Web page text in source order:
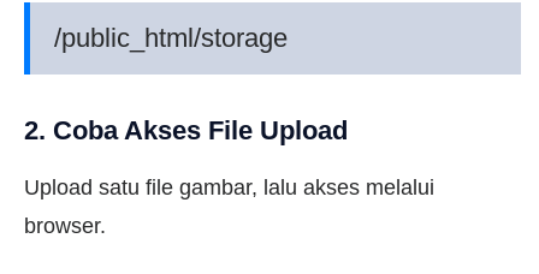
/public_html/storage
2. Coba Akses File Upload
Upload satu file gambar, lalu akses melalui
browser.